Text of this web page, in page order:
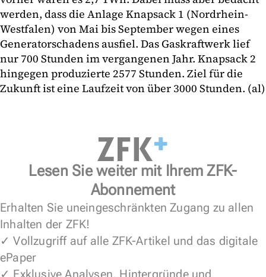
werden, dass die Anlage Knapsack 1 (Nordrhein-
Westfalen) von Mai bis September wegen eines
Generatorschadens ausfiel. Das Gaskraftwerk lief
nur 700 Stunden im vergangenen Jahr. Knapsack 2
hingegen produzierte 2577 Stunden. Ziel für die
Zukunft ist eine Laufzeit von über 3000 Stunden. (al)
Lesen Sie weiter mit Ihrem ZFK-
Abonnement
Erhalten Sie uneingeschränkten Zugang zu allen
Inhalten der ZFK!
✓ Vollzugriff auf alle ZFK-Artikel und das digitale
ePaper